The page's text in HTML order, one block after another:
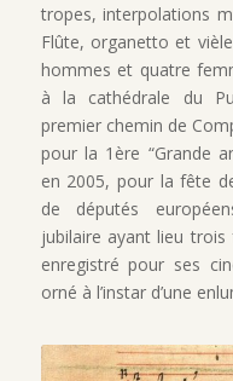
tropes, interpolations
Flûte, organetto et
hommes et quatre
à la cathédrale du
premier chemin de
pour la 1ère “Grande
en 2005, pour la fête
de députés
jubilaire ayant lieu
enregistré pour ses
orné à l’instar d’une